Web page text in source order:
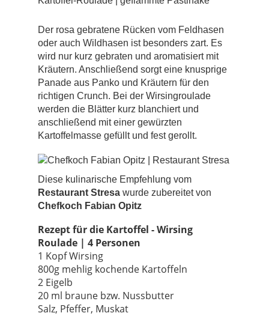
Der rosa gebratene Rücken vom Feldhasen
oder auch Wildhasen ist besonders zart. Es
wird nur kurz gebraten und aromatisiert mit
Kräutern. Anschließend sorgt eine knusprige
Panade aus Panko und Kräutern für den
richtigen Crunch. Bei der Wirsingroulade
werden die Blätter kurz blanchiert und
anschließend mit einer gewürzten
Kartoffelmasse gefüllt und fest gerollt.
Diese kulinarische Empfehlung vom
Restaurant Stresa wurde zubereitet von
Chefkoch Fabian Opitz
Rezept für die Kartoffel - Wirsing
Roulade | 4 Personen
1 Kopf Wirsing
800g mehlig kochende Kartoffeln
2 Eigelb
20 ml braune bzw. Nussbutter
Salz, Pfeffer, Muskat